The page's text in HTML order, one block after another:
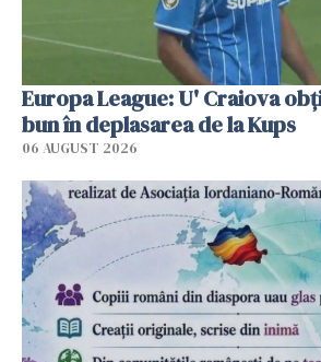
Europa League: U' Craiova
bun în deplasarea de la Kups
06 AUGUST 2026